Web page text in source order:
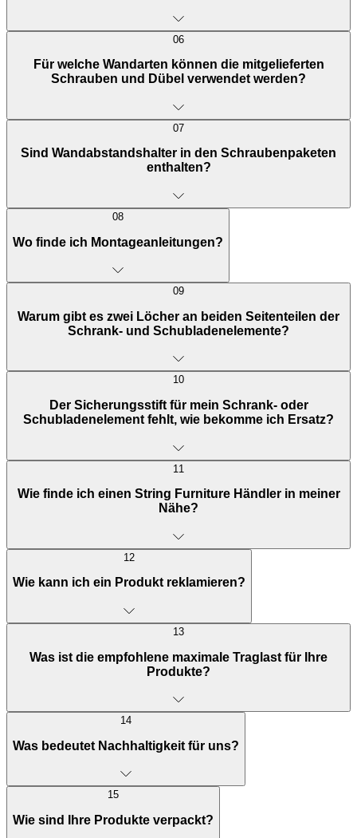
06
Für welche Wandarten können die mitgelieferten
Schrauben und Dübel verwendet werden?
07
Sind Wandabstandshalter in den Schraubenpaketen
enthalten?
08
Wo finde ich Montageanleitungen?
09
Warum gibt es zwei Löcher an beiden Seitenteilen der
Schrank- und Schubladenelemente?
10
Der Sicherungsstift für mein Schrank- oder
Schubladenelement fehlt, wie bekomme ich Ersatz?
11
Wie finde ich einen String Furniture Händler in meiner
Nähe?
12
Wie kann ich ein Produkt reklamieren?
13
Was ist die empfohlene maximale Traglast für Ihre
Produkte?
14
Was bedeutet Nachhaltigkeit für uns?
15
Wie sind Ihre Produkte verpackt?